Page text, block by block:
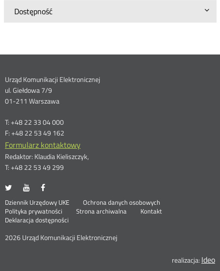
Dostępność
Dane
kontaktowe
Urząd Komunikacji Elektronicznej
ul. Giełdowa 7/9
01-211 Warszawa
T: +48 22 33 04 000
F: +48 22 53 49 162
Formularz kontaktowy
Redaktor: Klaudia Kieliszczyk,
T: +48 22 53 49 299
UKE
portalu
Twitter
Otwórz
nowym
oknie
UKE
portalu
Youtube
Otwórz
nowym
oknie
portalu
Facebook
nowym
oknie
Stopka
menu
Dziennik Urzędowy UKE Otwórz
Ochrona danych osobowych
Polityka prywatności
Otwórz
w
oknie
Strona archiwalna
Kontakt
Deklaracja dostępności
2026 Urząd Komunikacji Elektronicznej
realizacja: Ideo